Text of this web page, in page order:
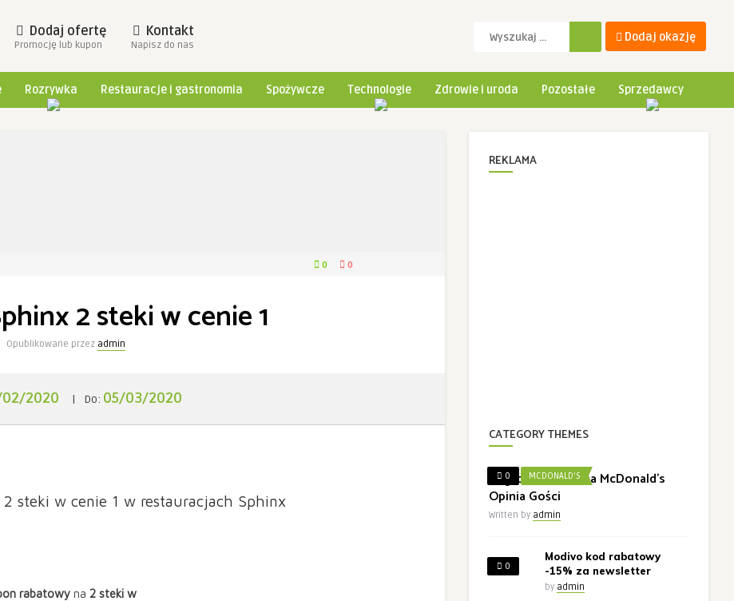
Dodaj ofertę
Promocję lub kupon
Kontakt
Napisz do nas
Dodaj okazję
Rozrywka Restauracje i gastronomia Spożywcze Technologie Zdrowie i uroda Pozostałe Sprzedawcy
0 0
2 steki w cenie 1
Opublikowane przez admin
2020 | Do: 05/03/2020
steki w cenie 1 w restauracjach Sphinx
rabatowy na 2 steki w
REKLAMA
CATEGORY THEMES
0 MCDONALD'S
Nagroda w Ankieta McDonald’s
Opinia Gości
Written by admin
0
Modivo kod rabatowy
-15% za newsletter
by admin